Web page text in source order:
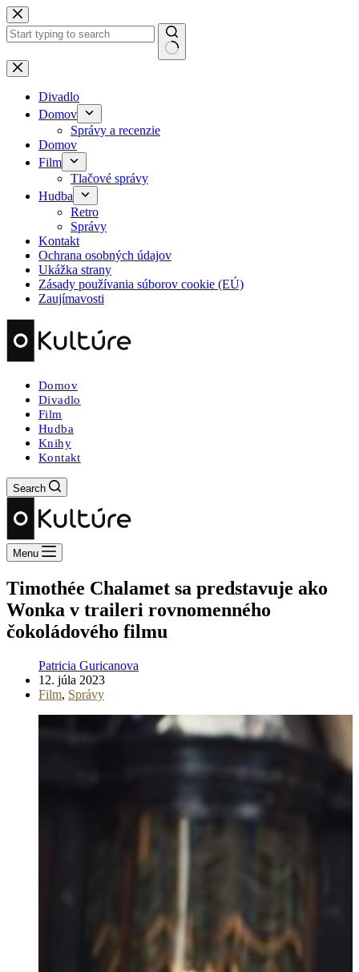
Skip
to
content
No
results
Divadlo
Domov
Správy a recenzie
Domov
Film
Tlačové správy
Hudba
Retro
Správy
Kontakt
Ochrana osobných údajov
Ukážka strany
Zásady používania súborov cookie (EÚ)
Zaujímavosti
Domov
Divadlo
Film
Hudba
Knihy
Kontakt
Search
Menu
Timothée Chalamet sa predstavuje ako
Wonka v traileri rovnomenného
čokoládového filmu
Patricia Guricanova
12. júla 2023
Film, Správy